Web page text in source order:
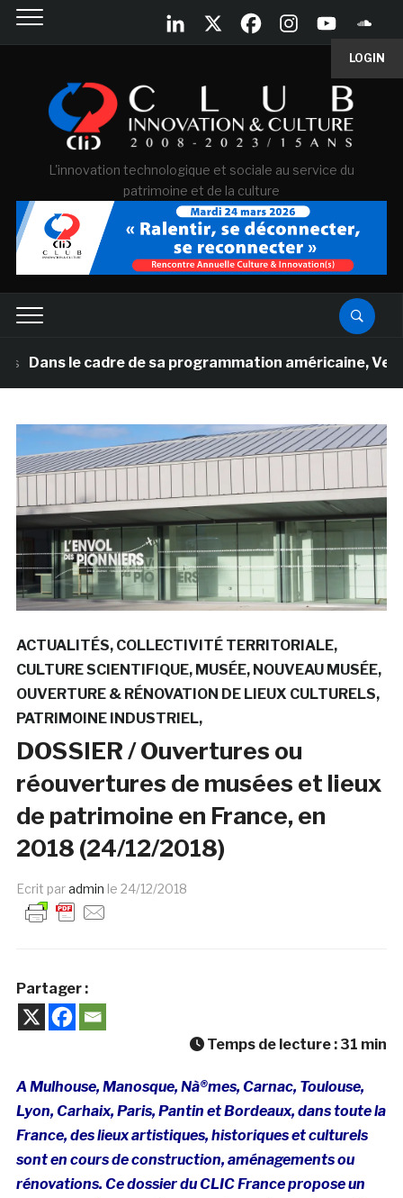
LOGIN
L'innovation technologique et sociale au service du
patrimoine et de la culture
le cadre de sa programmation américaine, Versailles
ACTUALITÉS COLLECTIVITÉ TERRITORIALE
CULTURE SCIENTIFIQUE MUSÉE NOUVEAU MUSÉE
OUVERTURE & RÉNOVATION DE LIEUX CULTURELS
PATRIMOINE INDUSTRIEL
DOSSIER / Ouvertures ou
réouvertures de musées et lieux
de patrimoine en France, en
2018 (24/12/2018)
Ecrit paradmin le 24/12/2018
Partager :
Temps de lecture : 31 min
A Mulhouse, Manosque, Nà®mes, Carnac, Toulouse,
Lyon, Carhaix, Paris, Pantin et Bordeaux, dans toute la
France, des lieux artistiques, historiques et culturels
sont en cours de construction, aménagements ou
rénovations. Ce dossier du CLIC France propose un